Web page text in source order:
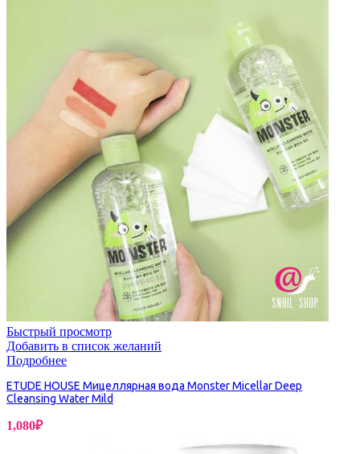
Быстрый просмотр
Добавить в список желаний
Подробнее
ETUDE HOUSE Мицеллярная вода Monster Micellar Deep
Cleansing Water Mild
1,080₽